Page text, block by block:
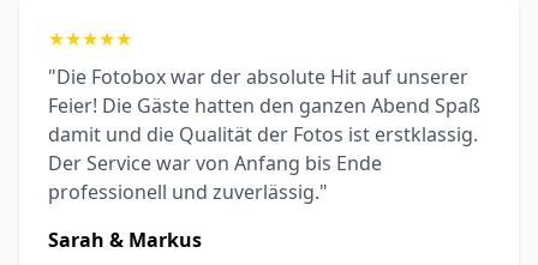
★★★★★
"Die Fotobox war der absolute Hit auf unserer
Feier! Die Gäste hatten den ganzen Abend Spaß
damit und die Qualität der Fotos ist erstklassig.
Der Service war von Anfang bis Ende
professionell und zuverlässig."
Sarah & Markus